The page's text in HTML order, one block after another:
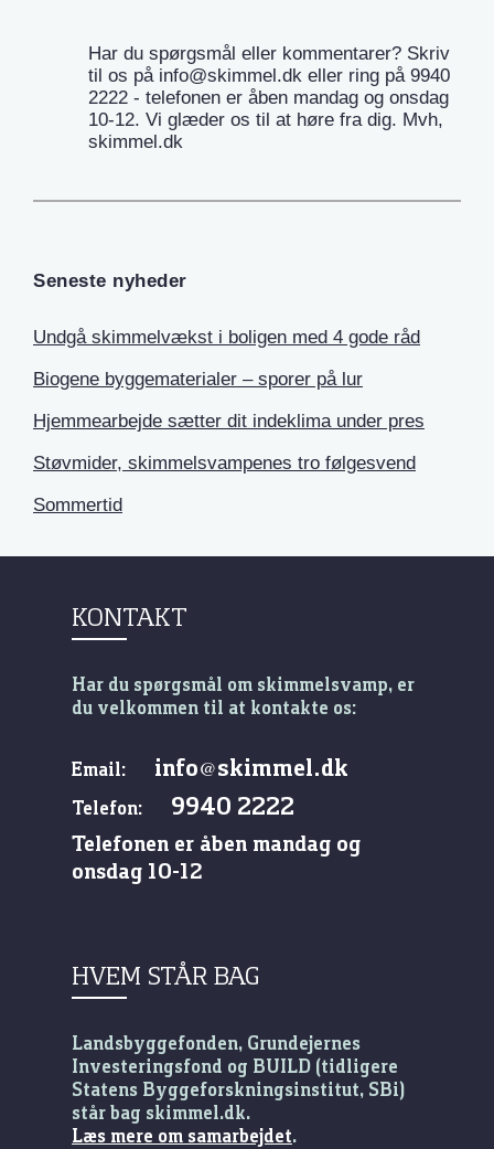
Har du spørgsmål eller kommentarer? Skriv
til os på info@skimmel.dk eller ring på 9940
2222 - telefonen er åben mandag og onsdag
10-12. Vi glæder os til at høre fra dig. Mvh,
skimmel.dk
Seneste nyheder
Undgå skimmelvækst i boligen med 4 gode råd
Biogene byggematerialer – sporer på lur
Hjemmearbejde sætter dit indeklima under pres
Støvmider, skimmelsvampenes tro følgesvend
Sommertid
KONTAKT
Har du spørgsmål om skimmelsvamp, er
du velkommen til at kontakte os:
Email: info@skimmel.dk
Telefon: 9940 2222
Telefonen er åben mandag og
onsdag 10-12
HVEM STÅR BAG
Landsbyggefonden, Grundejernes
Investeringsfond og BUILD (tidligere
Statens Byggeforskningsinstitut, SBi)
står bag skimmel.dk.
Læs mere om samarbejdet.